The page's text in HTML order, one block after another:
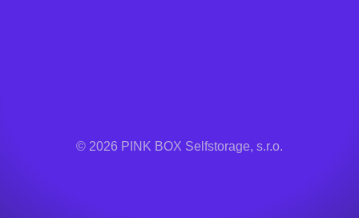
© 2026 PINK BOX Selfstorage, s.r.o.